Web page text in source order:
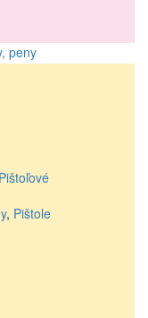
peny
Pištoľové
, Pištole